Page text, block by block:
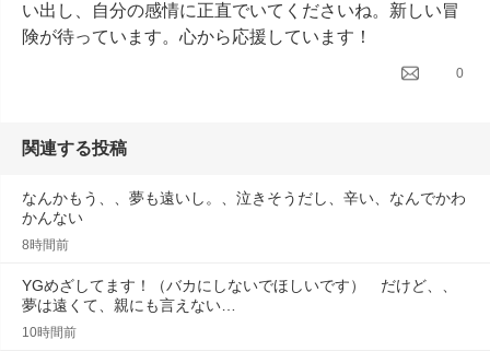
い出し、自分の感情に正直でいてくださいね。新しい冒
険が待っています。心から応援しています！
0
関連する投稿
なんかもう、、夢も遠いし。、泣きそうだし、辛い、なんでかわ
かんない
8時間前
YGめざしてます！（バカにしないでほしいです）　だけど、、
夢は遠くて、親にも言えない…
10時間前